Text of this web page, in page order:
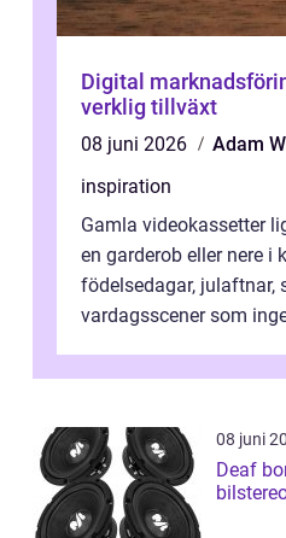
Digital
verklig tillväxt
08 juni 2026
Adam
inspiration
Gamla videokassetter
en garderob eller nere i
födelsedagar, julaftnar,
vardagsscener som
08 juni
Deaf